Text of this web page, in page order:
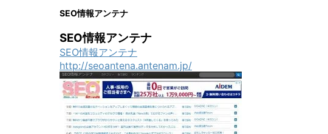
SEO情報アンテナ
SEO情報アンテナ
SEO情報アンテナ
http://seoantena.antenam.jp/